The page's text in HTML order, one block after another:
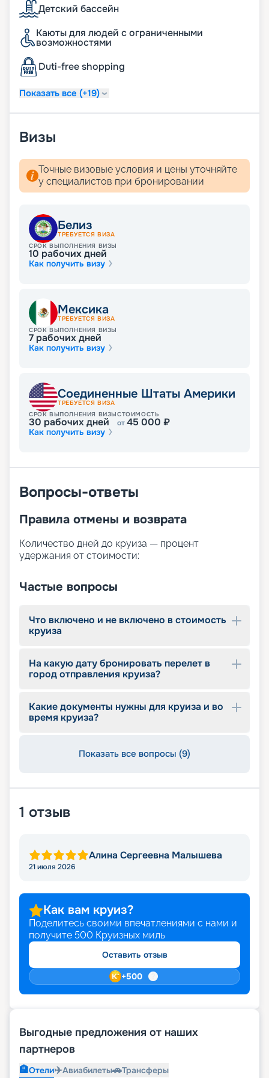
Детский бассейн
Каюты для людей с ограниченными
возможностями
Duti-free shopping
Показать все (+19)
Визы
Точные визовые условия и цены уточняйте
у специалистов при бронировании
Белиз
ТРЕБУЕТСЯ ВИЗА
СРОК ВЫПОЛНЕНИЯ ВИЗЫ
10 рабочих дней
Как получить визу
Мексика
ТРЕБУЕТСЯ ВИЗА
СРОК ВЫПОЛНЕНИЯ ВИЗЫ
7 рабочих дней
Как получить визу
Соединенные Штаты Америки
ТРЕБУЕТСЯ ВИЗА
СРОК ВЫПОЛНЕНИЯ ВИЗЫ
30 рабочих дней
СТОИМОСТЬ
от45 000 ₽
Как получить визу
Вопросы-ответы
Правила отмены и возврата
Количество дней до круиза — процент
удержания от стоимости:
Частые вопросы
Что включено и не включено в стоимость
круиза
На какую дату бронировать перелет в
город отправления круиза?
Какие документы нужны для круиза и во
время круиза?
Показать все вопросы (9)
1 отзыв
Алина Сергеевна Малышева
21 июля 2026
Как вам круиз?
Поделитесь своими впечатлениями с нами и
получите 500 Круизных миль
Оставить отзыв
+500
Выгодные предложения от наших
партнеров
🏨Отели✈️Авиабилеты🚗Трансферы